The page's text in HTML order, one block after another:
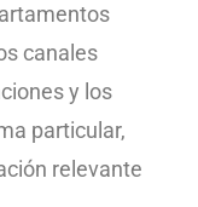
canales
y los
particular,
relevante